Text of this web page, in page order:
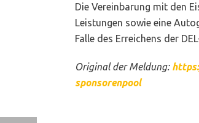
Die Vereinbarung mit den
Leistungen sowie eine
Falle des Erreichens der
Original der Meldung:
sponsorenpool